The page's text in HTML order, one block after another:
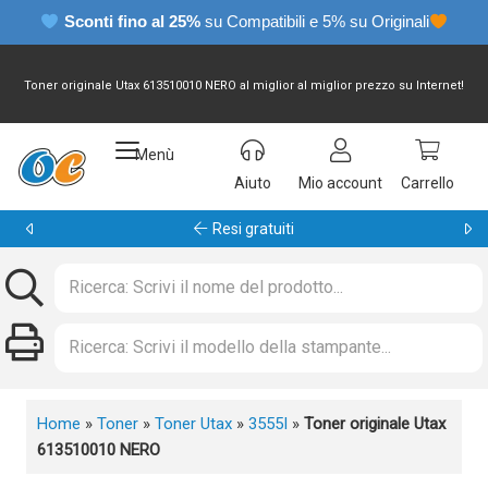
Sconti fino al 25% su Compatibili e 5% su Originali
Toner originale Utax 613510010 NERO al miglior al miglior prezzo su Internet!
Menù
Aiuto
Mio account Carrello
Resi gratuiti
Home » Toner » Toner Utax » 3555I » Toner originale Utax
613510010 NERO